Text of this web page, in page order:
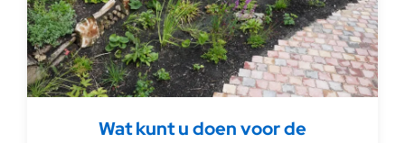
Wat kunt u doen voor de